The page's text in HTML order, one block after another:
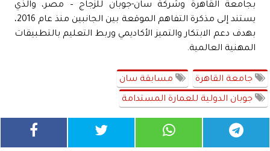
بجامعة القاهرة وشركة سان-جوبان للزجاج – مصر، والذي
يستند إلى مذكرة التفاهم الموقعة بين الجانبين منذ عام 2016،
بهدف دعم الابتكار والتميز الأكاديمي وربط التعليم بالتطبيقات
المهنية العالمية.
جامعة القاهرة مسابقة سان
جوبان الدولية للعمارة المستدامة